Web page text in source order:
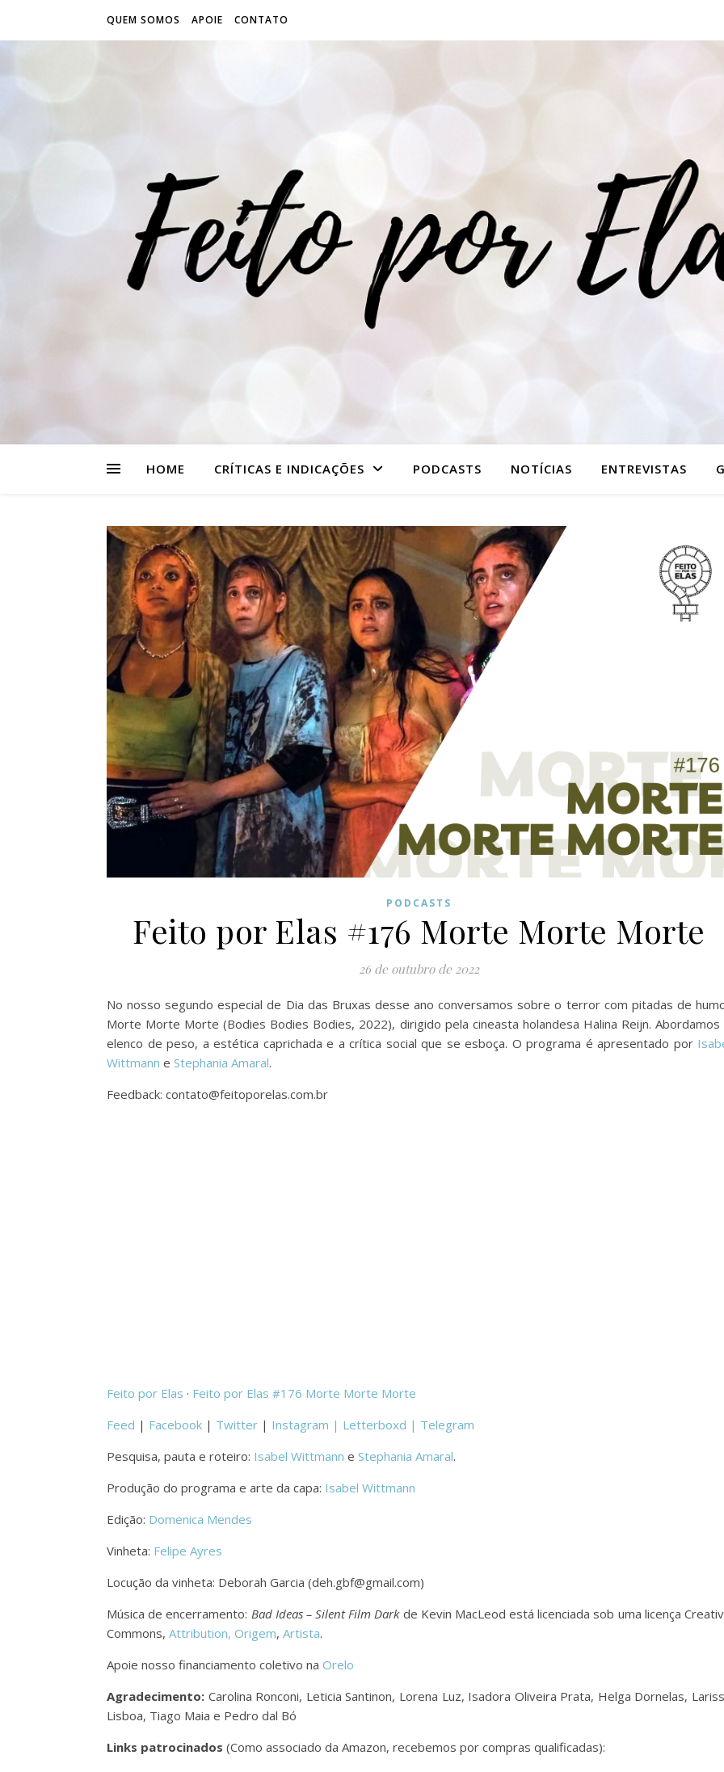
QUEM SOMOS APOIE CONTATO
HOME CRÍTICAS E INDICAÇÕES PODCASTS NOTÍCIAS ENTREVISTAS
PODCASTS
Feito por Elas #176 Morte Morte Morte
26 de outubro de 2022
No nosso segundo especial de Dia das Bruxas desse ano conversamos sobre o terror com pitadas de
Morte Morte Morte (Bodies Bodies Bodies, 2022), dirigido pela cineasta holandesa Halina Reijn. Abordamos
elenco de peso, a estética caprichada e a crítica social que se esboça. O programa é apresentado por
Wittmann e Stephania Amaral.
Feedback: contato@feitoporelas.com.br
Feito por Elas · Feito por Elas #176 Morte Morte Morte
Feed | Facebook | Twitter | Instagram | Letterboxd | Telegram
Pesquisa, pauta e roteiro: Isabel Wittmann e Stephania Amaral.
Produção do programa e arte da capa: Isabel Wittmann
Edição: Domenica Mendes
Vinheta: Felipe Ayres
Locução da vinheta: Deborah Garcia (deh.gbf@gmail.com)
Música de encerramento: Bad Ideas – Silent Film Darkde Kevin MacLeod está licenciada sob uma licença
Commons, Attribution, Origem, Artista.
Apoie nosso financiamento coletivo na Orelo
Agradecimento: Carolina Ronconi, Leticia Santinon, Lorena Luz, Isadora Oliveira Prata, Helga Dornelas,
Lisboa, Tiago Maia e Pedro dal Bó
Links patrocinados (Como associado da Amazon, recebemos por compras qualificadas):